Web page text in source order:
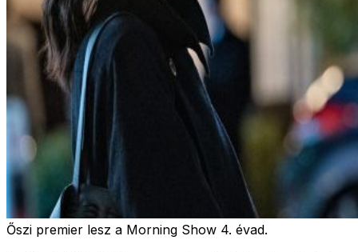
Őszi premier lesz a Morning Show 4. évad.